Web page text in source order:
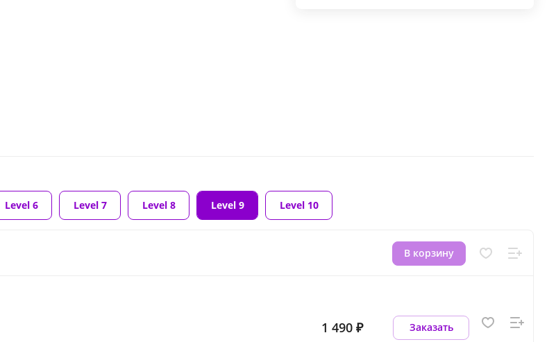
Level 6 Level 7 Level 8 Level 9 Level 10
В корзину
1 490 ₽ Заказать